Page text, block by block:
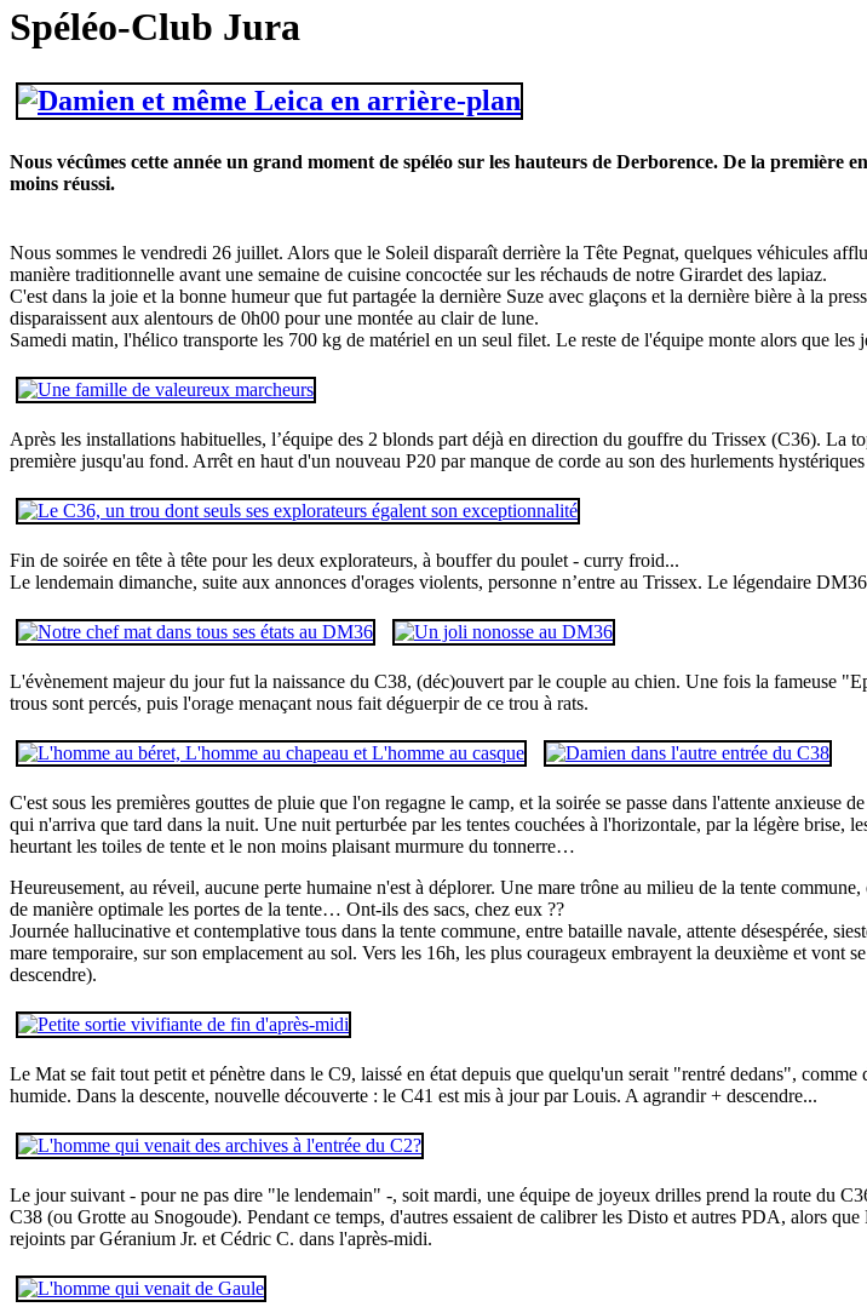
Spéléo-Club Jura
Nous vécûmes cette année un grand moment de spéléo sur les hauteurs de Derborence. De la
moins réussi.
Nous sommes le vendredi 26 juillet. Alors que le Soleil disparaît derrière la Tête Pegnat, quelques véhicules
manière traditionnelle avant une semaine de cuisine concoctée sur les réchauds de notre Girardet des lapiaz.
C'est dans la joie et la bonne humeur que fut partagée la dernière Suze avec glaçons et la dernière bière à la
disparaissent aux alentours de 0h00 pour une montée au clair de lune.
Samedi matin, l'hélico transporte les 700 kg de matériel en un seul filet. Le reste de l'équipe monte alors que les
Après les installations habituelles, l’équipe des 2 blonds part déjà en direction du gouffre du Trissex (C36). La
première jusqu'au fond. Arrêt en haut d'un nouveau P20 par manque de corde au son des hurlements hystériques
Fin de soirée en tête à tête pour les deux explorateurs, à bouffer du poulet - curry froid...
Le lendemain dimanche, suite aux annonces d'orages violents, personne n’entre au Trissex. Le légendaire
L'évènement majeur du jour fut la naissance du C38, (déc)ouvert par le couple au chien. Une fois la fameuse
trous sont percés, puis l'orage menaçant nous fait déguerpir de ce trou à rats.
C'est sous les premières gouttes de pluie que l'on regagne le camp, et la soirée se passe dans l'attente
qui n'arriva que tard dans la nuit. Une nuit perturbée par les tentes couchées à l'horizontale, par la légère brise,
heurtant les toiles de tente et le non moins plaisant murmure du tonnerre…
Heureusement, au réveil, aucune perte humaine n'est à déplorer. Une mare trône au milieu de la tente
de manière optimale les portes de la tente… Ont-ils des sacs, chez eux ??
Journée hallucinative et contemplative tous dans la tente commune, entre bataille navale, attente désespérée,
mare temporaire, sur son emplacement au sol. Vers les 16h, les plus courageux embrayent la deuxième et vont
descendre).
Le Mat se fait tout petit et pénètre dans le C9, laissé en état depuis que quelqu'un serait "rentré dedans",
humide. Dans la descente, nouvelle découverte : le C41 est mis à jour par Louis. A agrandir + descendre...
Le jour suivant - pour ne pas dire "le lendemain" -, soit mardi, une équipe de joyeux drilles prend la route du
C38 (ou Grotte au Snogoude). Pendant ce temps, d'autres essaient de calibrer les Disto et autres PDA, alors
rejoints par Géranium Jr. et Cédric C. dans l'après-midi.